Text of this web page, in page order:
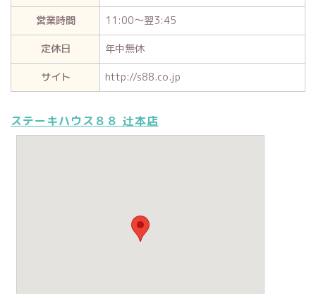
営業時間
11:00～翌3:45
定休日
年中無休
サイト
http://s88.co.jp
ステーキハウス８８ 辻本店